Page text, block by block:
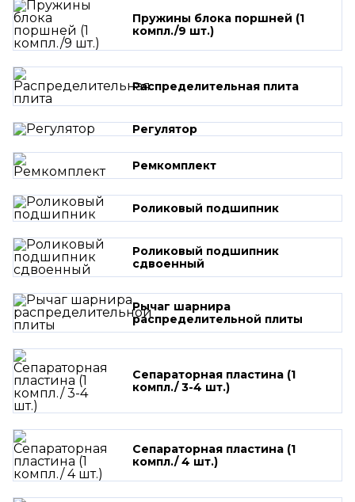
Пружины блока поршней (1
компл./9 шт.)
Распределительная плита
Регулятор
Ремкомплект
Роликовый подшипник
Роликовый подшипник
сдвоенный
Рычаг шарнира
распределительной плиты
Сепараторная пластина (1
компл./ 3-4 шт.)
Сепараторная пластина (1
компл./ 4 шт.)